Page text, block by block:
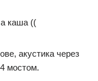
каша ((
акустика через
мостом.